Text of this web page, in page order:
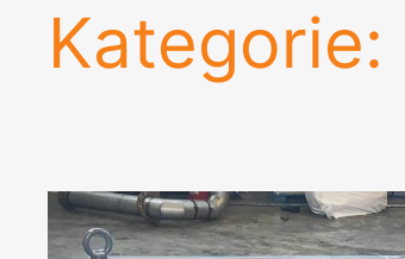
Kategorie: